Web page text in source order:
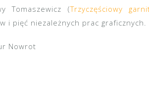
Tomaszewicz (Trzyczęściowy
pięć niezależnych prac graficznych.
Nowrot